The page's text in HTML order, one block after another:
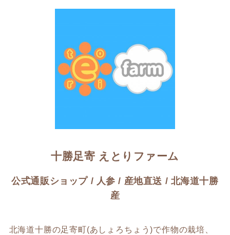
十勝足寄 えとりファーム
公式通販ショップ / 人参 / 産地直送 / 北海道十勝
産
北海道十勝の足寄町(あしょろちょう)で作物の栽培、